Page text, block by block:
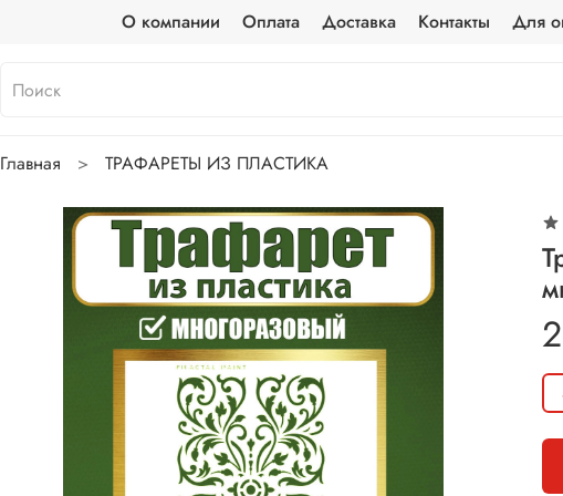
О компании Оплата Доставка Контакты Для
Главная ТРАФАРЕТЫ ИЗ ПЛАСТИКА